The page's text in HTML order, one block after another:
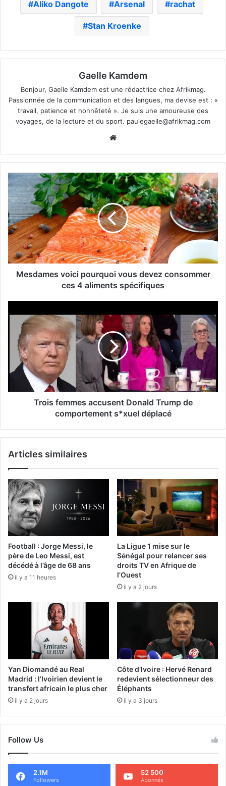
Aliko Dangote Arsenal rachat
Stan Kroenke
Gaelle Kamdem
Bonjour, Gaelle Kamdem est une rédactrice chez Afrikmag.
Passionnée de la communication et des langues, ma devise est : «
travail, patience et honnêteté ». Je suis une amoureuse des
voyages, de la lecture et du sport. paulegaelle@afrikmag.com
Mesdames voici pourquoi vous devez consommer
ces 4 aliments spécifiques
Trois femmes accusent Donald Trump de
comportement s*xuel déplacé
Articles similaires
Football : Jorge Messi, le
père de Leo Messi, est
décédé à l’âge de 68 ans
il y a 11 heures
La Ligue 1 mise sur le
Sénégal pour relancer ses
droits TV en Afrique de
l’Ouest
il y a 2 jours
Yan Diomandé au Real
Madrid : l’Ivoirien devient le
transfert africain le plus cher
il y a 2 jours
Côte d’Ivoire : Hervé Renard
redevient sélectionneur des
Éléphants
il y a 3 jours
Follow Us
2.1M
Followers
52 500
Abonnés